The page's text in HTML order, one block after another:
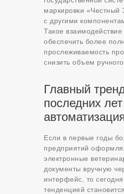
маркировки «Честный
с другими
Такое взаимодействие
обеспечить более
прослеживаемость
снизить объем
Главный
последних
Если в первые годы
предприятий
электронные
документы вручную
интерфейс, то
тенденцией становится